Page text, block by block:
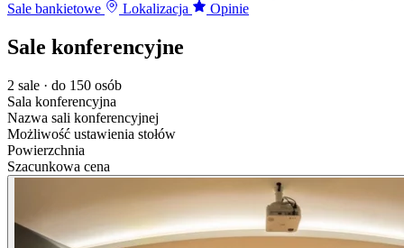
Sale bankietowe
Lokalizacja Opinie
Sale konferencyjne
2 sale · do 150 osób
Sala konferencyjna
Nazwa sali konferencyjnej
Możliwość ustawienia stołów
Powierzchnia
Szacunkowa cena